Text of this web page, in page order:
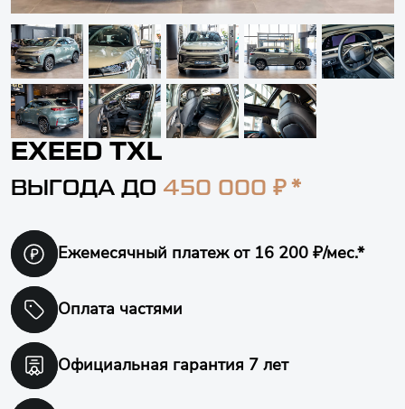
EXEED TXL
ВЫГОДА ДО 450 000 ₽ *
Ежемесячный платежот 16 200 ₽/мес.*
Оплата частями
Официальная гарантия 7 лет